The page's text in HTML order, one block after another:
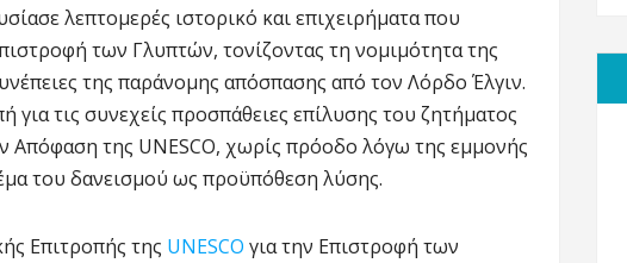
λεπτομερές ιστορικό και επιχειρήματα που
των Γλυπτών, τονίζοντας τη νομιμότητα της
της παράνομης απόσπασης από τον Λόρδο Έλγιν.
τις συνεχείς προσπάθειες επίλυσης του ζητήματος
Απόφαση της UNESCO, χωρίς πρόοδο λόγω της εμμονής
του δανεισμού ως προϋπόθεση λύσης.
Επιτροπής της UNESCO για την Επιστροφή των